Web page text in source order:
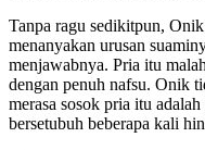
Tanpa ragu sedikitpun,
menanyakan urusan
menjawabnya. Pria itu
dengan penuh nafsu. Onik
merasa sosok pria itu
bersetubuh beberapa kali